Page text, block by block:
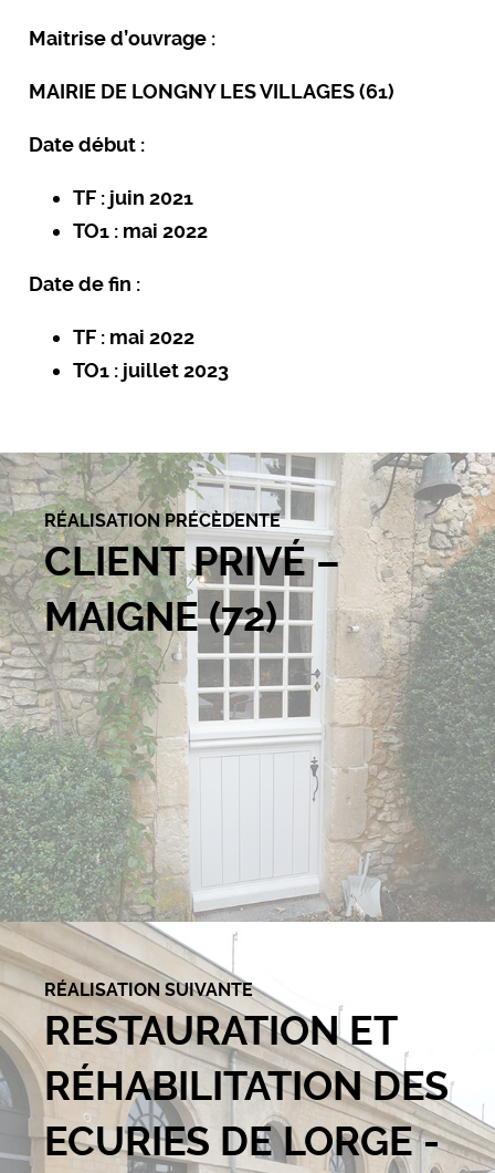
Maitrise d’ouvrage :
MAIRIE DE LONGNY LES VILLAGES (61)
Date début :
TF : juin 2021
TO1 : mai 2022
Date de fin :
TF : mai 2022
TO1 : juillet 2023
RÉALISATION PRÉCÈDENTE
CLIENT PRIVÉ –
MAIGNE (72)
RÉALISATION SUIVANTE
RESTAURATION ET
RÉHABILITATION DES
ECURIES DE LORGE -